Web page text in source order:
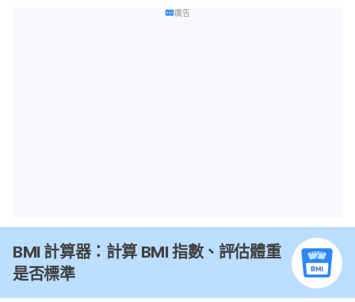
廣告
BMI 計算器：計算 BMI 指數、評估體重
是否標準